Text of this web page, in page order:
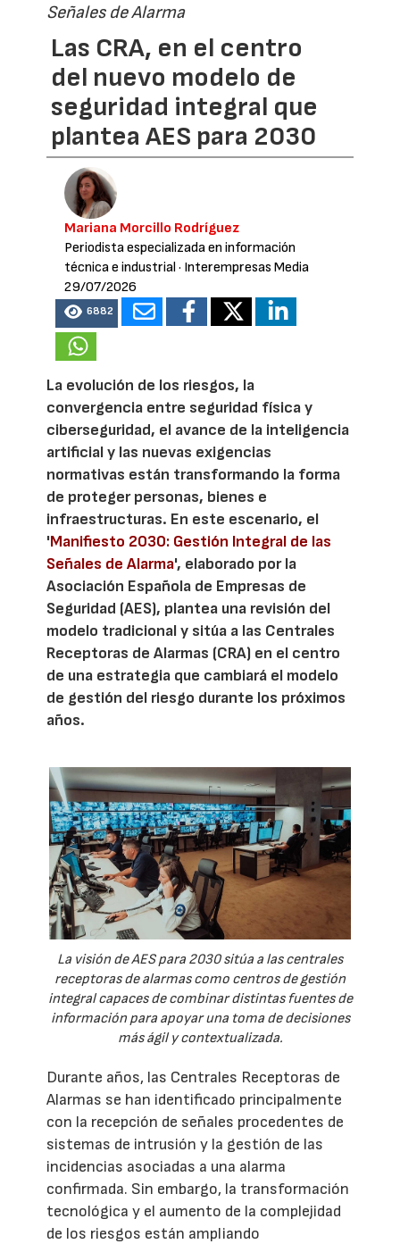
Señales de Alarma
Las CRA, en el centro
del nuevo modelo de
seguridad integral que
plantea AES para 2030
Mariana Morcillo Rodríguez
Periodista especializada en información
técnica e industrial· Interempresas Media
29/07/2026
6882
La evolución de los riesgos, la
convergencia entre seguridad física y
ciberseguridad, el avance de la inteligencia
artificial y las nuevas exigencias
normativas están transformando la forma
de proteger personas, bienes e
infraestructuras. En este escenario, el
'Manifiesto 2030: Gestión Integral de las
Señales de Alarma', elaborado por la
Asociación Española de Empresas de
Seguridad (AES), plantea una revisión del
modelo tradicional y sitúa a las Centrales
Receptoras de Alarmas (CRA) en el centro
de una estrategia que cambiará el modelo
de gestión del riesgo durante los próximos
años.
La visión de AES para 2030 sitúa a las centrales
receptoras de alarmas como centros de gestión
integral capaces de combinar distintas fuentes de
información para apoyar una toma de decisiones
más ágil y contextualizada.
Durante años, las Centrales Receptoras de
Alarmas se han identificado principalmente
con la recepción de señales procedentes de
sistemas de intrusión y la gestión de las
incidencias asociadas a una alarma
confirmada. Sin embargo, la transformación
tecnológica y el aumento de la complejidad
de los riesgos están ampliando